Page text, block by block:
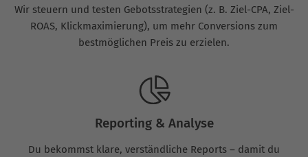
Wir steuern und testen Gebotsstrategien (z. B. Ziel-CPA, Ziel-
ROAS, Klickmaximierung), um mehr Conversions zum
bestmöglichen Preis zu erzielen.
Reporting & Analyse
Du bekommst klare, verständliche Reports – damit du